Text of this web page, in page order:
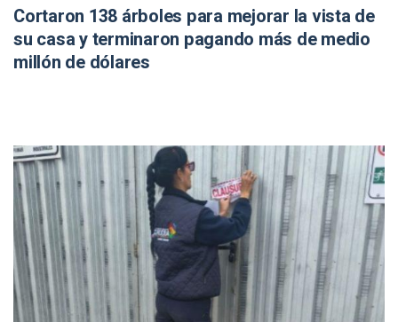
Cortaron 138 árboles para mejorar la vista de
su casa y terminaron pagando más de medio
millón de dólares